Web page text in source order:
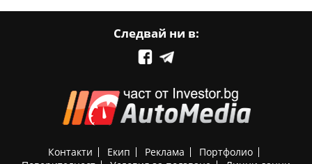
Следвай ни в:
Контакти Екип Реклама
Портфолио